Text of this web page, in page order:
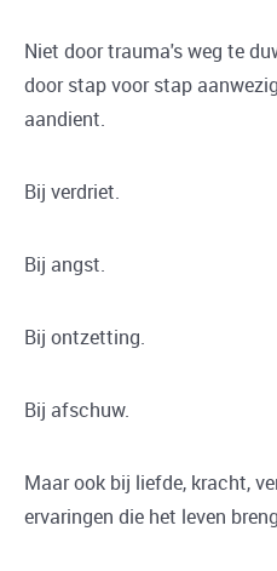
Niet door trauma's weg te
door stap voor stap
aandient.
Bij verdriet.
Bij angst.
Bij ontzetting.
Bij afschuw.
Maar ook bij liefde, kracht,
ervaringen die het leven